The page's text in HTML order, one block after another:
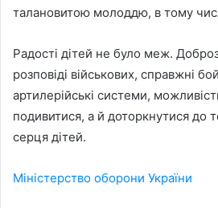
талановитою молоддю, в тому
Радості дітей не було меж.
розповіді військових, справжні
артилерійські системи,
подивитися, а й доторкнутися до
серця дітей.
Міністерство оборони України